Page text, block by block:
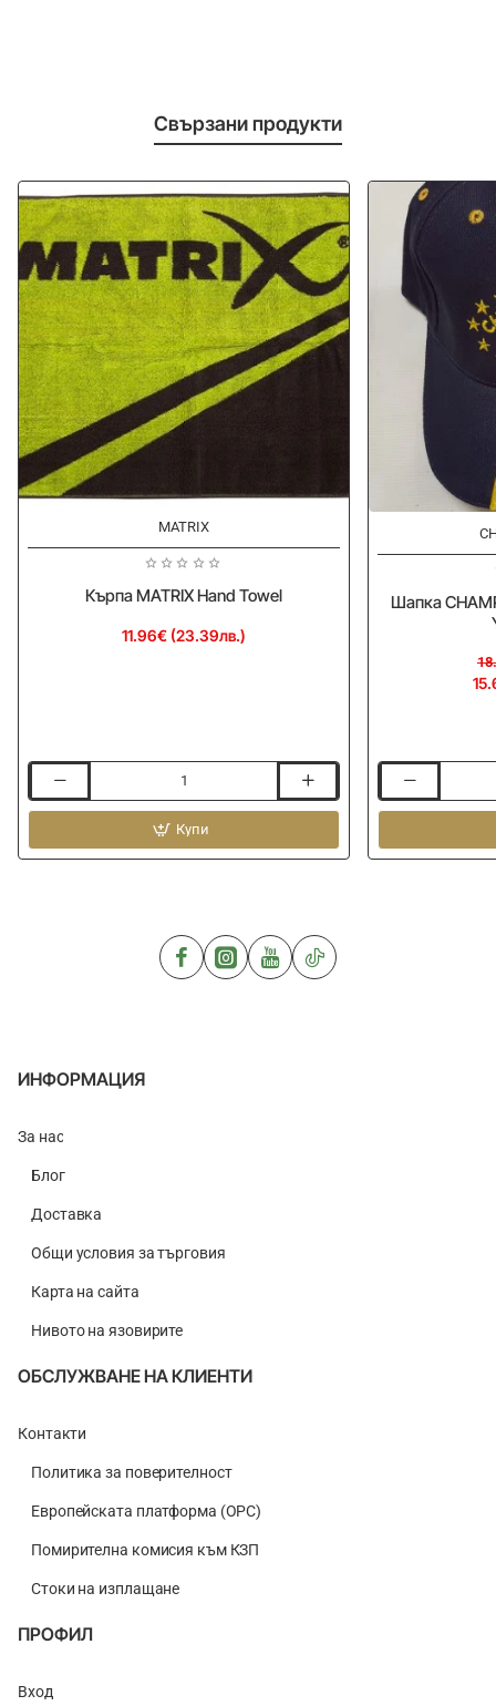
Свързани продукти
MATRIX
Кърпа MATRIX Hand Towel
11.96€ (23.39лв.)
MATRIX
Towel
Купи
Шапка
CHAMPION
Luxe
ИНФОРМАЦИЯ
За нас
Блог
Доставка
Общи условия за търговия
Карта на сайта
Нивото на язовирите
ОБСЛУЖВАНЕ НА КЛИЕНТИ
Контакти
Политика за поверителност
Европейската платформа (ОРС)
Помирителна комисия към КЗП
Стоки на изплащане
ПРОФИЛ
Вход